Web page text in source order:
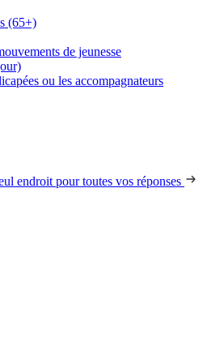
(65+)
de jeunesse
ou les accompagnateurs
endroit pour toutes vos réponses